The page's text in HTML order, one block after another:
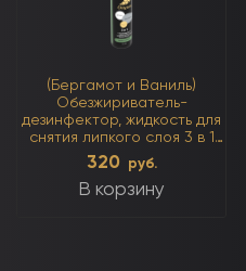
(Бергамот и Ваниль)
Обезжириватель-
дезинфектор, жидкость для
снятия липкого слоя 3 в 1
250мл
320 руб.
В корзину